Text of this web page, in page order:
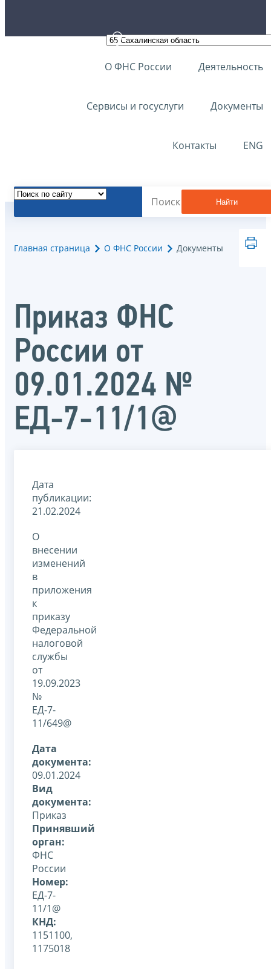
О ФНС России Деятельность
Сервисы и госуслуги Документы
Контакты ENG
Найти
Главная страница О ФНС России Документы
Приказ ФНС
России от
09.01.2024 №
ЕД-7-11/1@
Дата
публикации:
21.02.2024
О
внесении
изменений
в
приложения
к
приказу
Федеральной
налоговой
службы
от
19.09.2023
№
ЕД-7-
11/649@
Дата
документа:
09.01.2024
Вид
документа:
Приказ
Принявший
орган:
ФНС
России
Номер:
ЕД-7-
11/1@
КНД:
1151100,
1175018